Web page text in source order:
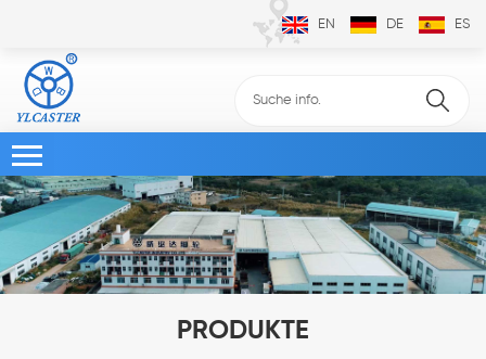
EN DE ES
PRODUKTE